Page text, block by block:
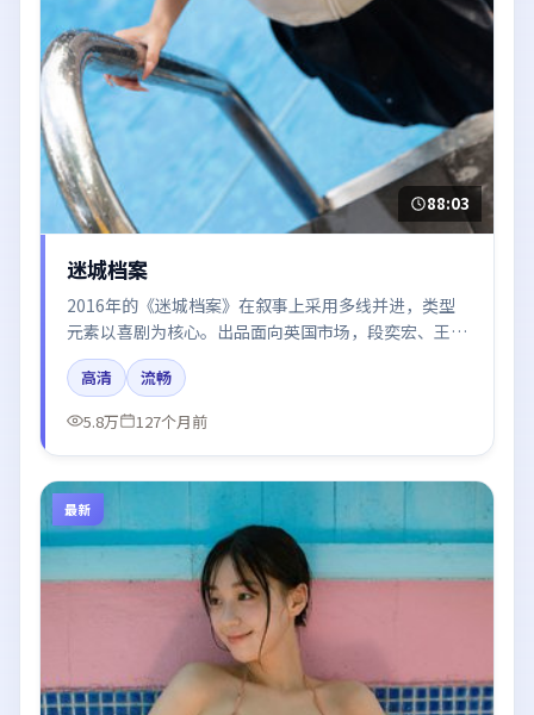
88:03
迷城档案
2016年的《迷城档案》在叙事上采用多线并进，类型
元素以喜剧为核心。出品面向英国市场，段奕宏、王
凯、谭卓、黄渤、赵丽颖所饰角色推动关键反转，结尾
留白引发讨论。
高清
流畅
5.8万
127个月前
最新